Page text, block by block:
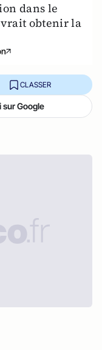
dans le
obtenir la
CLASSER
Google